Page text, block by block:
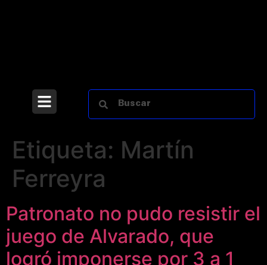
Etiqueta: Martín
Ferreyra
Patronato no pudo resistir el
juego de Alvarado, que
logró imponerse por 3 a 1